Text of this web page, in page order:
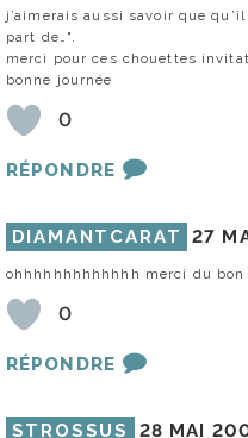
j’aimerais aussi savoir que
part de…".
merci pour ces chouettes
bonne journée
0
RÉPONDRE
DIAMANTCARAT 27
ohhhhhhhhhhhhh merci du bon
0
RÉPONDRE
STROSSUS 28 MAI